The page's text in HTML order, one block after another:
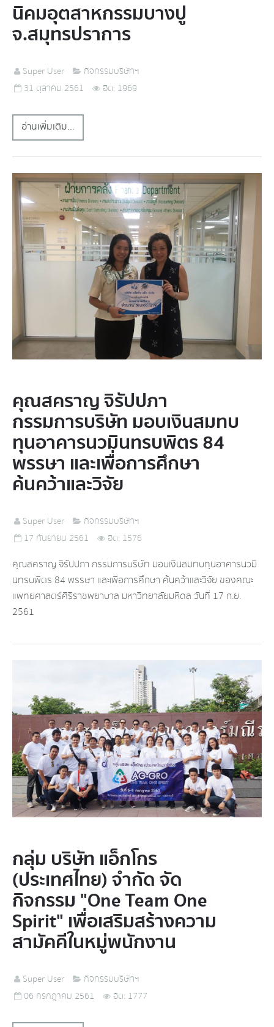
นิคมอุตสาหกรรมบางปู
จ.สมุทรปราการ
Super User
กิจกรรมบริษัทฯ
31 ตุลาคม 2561
ฮิต: 1969
อ่านเพิ่มเติม...
คุณสคราญ จิรัปปภา
กรรมการบริษัท มอบเงินสมทบ
ทุนอาคารนวมินทรบพิตร 84
พรรษา และเพื่อการศึกษา
ค้นคว้าและวิจัย
Super User
กิจกรรมบริษัทฯ
17 กันยายน 2561
ฮิต: 1576
คุณสคราญ จิรัปปภา กรรมการบริษัท มอบเงินสมทบทุนอาคารนวมิ
นทรบพิตร 84 พรรษา และเพื่อการศึกษา ค้นคว้าและวิจัย ของคณะ
แพทยศาสตร์ศิริราชพยาบาล มหาวิทยาลัยมหิดล วันที่ 17 ก.ย.
2561
กลุ่ม บริษัท แอ็กโกร
(ประเทศไทย) จำกัด จัด
กิจกรรม "One Team One
Spirit" เพื่อเสริมสร้างความ
สามัคคีในหมู่พนักงาน
Super User
กิจกรรมบริษัทฯ
06 กรกฎาคม 2561
ฮิต: 1777